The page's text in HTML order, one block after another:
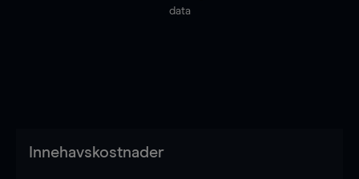
data
Innehavskostnader